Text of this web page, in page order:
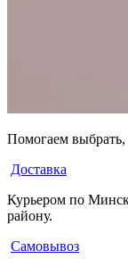
Помогаем выбрать,
Доставка
Курьером по
району.
Самовывоз